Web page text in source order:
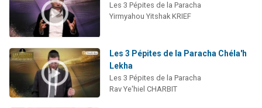
Les 3 Pépites de la Paracha
Yirmyahou Yitshak KRIEF
Les 3 Pépites de la Paracha Chéla'h
Lekha
Les 3 Pépites de la Paracha
Rav Ye'hiel CHARBIT